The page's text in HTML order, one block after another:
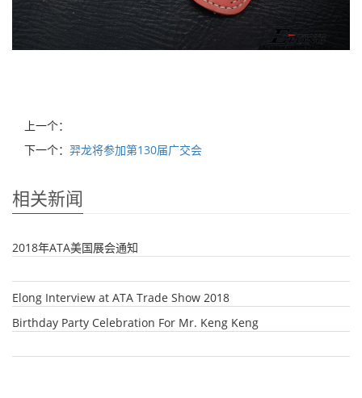
上一个：
下一个： 羿龙将参加第130届广交会
相关新闻
2018年ATA美国展会通知
Elong Interview at ATA Trade Show 2018
Birthday Party Celebration For Mr. Keng Keng